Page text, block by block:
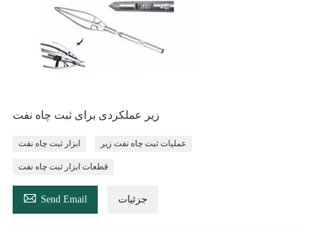
زیر عملکردی برای ثبت چاه نفت
ابزار ثبت چاه نفت عملیات ثبت چاه نفت زیر
قطعات ابزار ثبت چاه نفت
 Send Email جزئیات